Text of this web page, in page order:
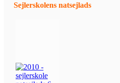
Sejlerskolens natsejlads